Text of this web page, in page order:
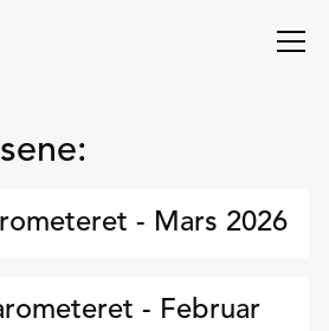
- Mars 2026
- Februar